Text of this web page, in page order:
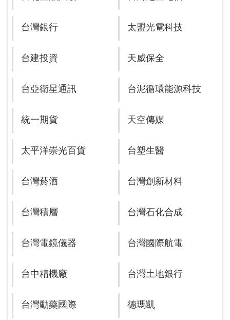
台灣銀行 太盟光電科技
台建投資 天威保全
台亞衛星通訊 台泥循環能源科技
統一期貨 天空傳媒
太平洋崇光百貨 台塑生醫
台灣菸酒 台灣創新材料
台灣積層 台灣石化合成
台灣電鏡儀器 台灣國際航電
台中精機廠 台灣土地銀行
台灣動藥國際 德瑪凱